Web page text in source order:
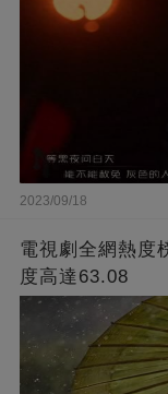
2023/09/18
電視劇全網熱度
度高達63.08